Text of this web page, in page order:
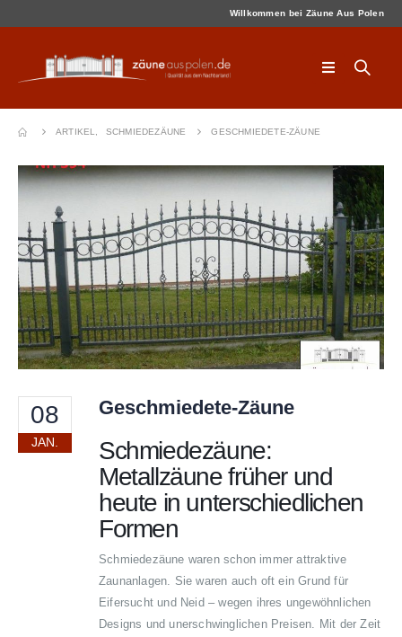
Willkommen bei Zäune Aus Polen
ARTIKEL SCHMIEDEZÄUNE GESCHMIEDETE-ZÄUNE
08
JAN.
Geschmiedete-Zäune
Schmiedezäune:
Metallzäune früher und
heute in unterschiedlichen
Formen
Schmiedezäune waren schon immer attraktive
Zaunanlagen. Sie waren auch oft ein Grund für
Eifersucht und Neid – wegen ihres ungewöhnlichen
Designs und unerschwinglichen Preisen. Mit der Zeit